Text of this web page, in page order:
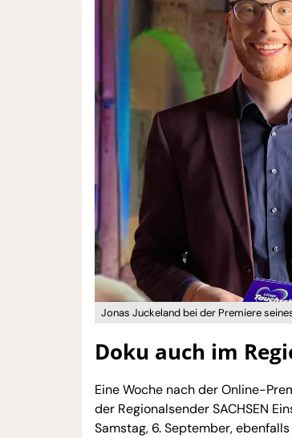
Jonas Juckeland bei der Premiere
Doku auch im
Eine Woche nach der Online-
der Regionalsender SACHSEN
Samstag, 6. September,